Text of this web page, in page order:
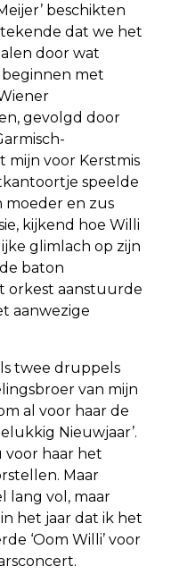
beschikten
dat we het
door wat
met
gevolgd door
mijn voor Kerstmis
speelde
moeder en zus
kijkend hoe Willi
glimlach op zijn
baton
orkest aanstuurde
aanwezige
twee druppels
van mijn
al voor haar de
Nieuwjaar’.
voor haar het
Maar
lang vol, maar
in het jaar dat ik het
‘Oom Willi’ voor